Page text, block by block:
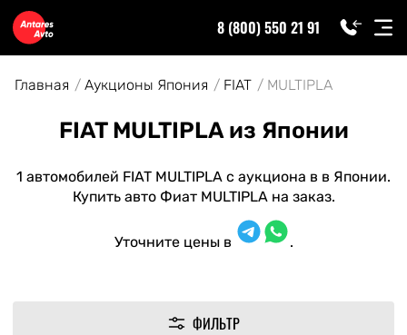
8 (800) 550 21 91
Главная Аукционы Япония FIAT MULTIPLA
FIAT MULTIPLA из Японии
1 автомобилей FIAT MULTIPLA с аукциона в в Японии.
Купить авто Фиат MULTIPLA на заказ.
Уточните цены в .
ФИЛЬТР